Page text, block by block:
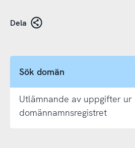
Dela
Sök domän
Utlämnande av uppgifter ur
domännamnsregistret